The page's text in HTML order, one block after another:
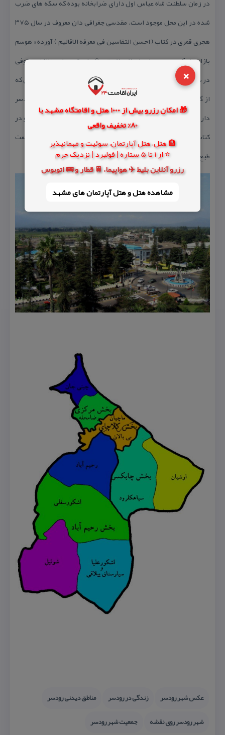
×
🎁 امکان رزرو بیش از 1000 هتل و اقامتگاه مشهد با
80% تخفیف واقعی
🏨 هتل، هتل آپارتمان، سوئیت و مهمانپذیر
⭐ از 1 تا 5 ستاره | فولبرد | نزدیک حرم
رزرو آنلاین بلیط ✈️ هواپیما، 🚆 قطار و 🚌 اتوبوس
مشاهده هتل و هتل‌ آپارتمان های مشهد
در زمان سلطنت شاه عباس اول دارای ضرابخانه بوده كه سكه های ضرب
شده در این محل موجود است. مقدسی جغرافی دان معروف در سال ۳۷۵
هجری قمری در كتاب ( احسن التقاسین فی معرفه الاقالیم ) آورده « هوسم
بازاری نیكو و مسجد جامع ای نزدیك مقر حاكم است » و یا حمدالله مستوفی
در سال ۷۴۰ هجری قمری از هوسم به عنوان بندر و لنگرگاه كشتی هایی كه
از گرگان و طبرستان آذوقه حمل می كردند یاد نموده است. مردم رودسر
دارای عواطف و پایبند به اصول مذهبی می باشند. این مطلب را رابینو در
كتاب ولایات دارالمرز گیلان بدین صورت آورده « مردم رودسر به ملایمت
طبع و علاقه مندی به مذهب معروف می باشند.»
عكس شهر رودسر زندگی در رودسر
مناطق دیدنی رودسر
شهر رودسر روی نقشه
جمعیت شهر رودسر